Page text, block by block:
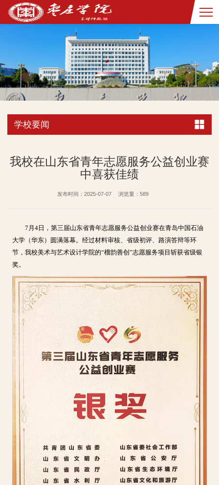
学校要闻
我校在山东省青年志愿服务公益创业赛
中喜获佳绩
发布时间：2025-07-07 浏览量： 589
7月4日，第三届山东省青年志愿服务公益创业赛在青岛中国石油
大学（华东）圆满落幕。经过材料审核、省级初评、路演答辩等环
节，我校美术与艺术设计学院的“榴韵善创”志愿服务项目斩获省级银
奖。